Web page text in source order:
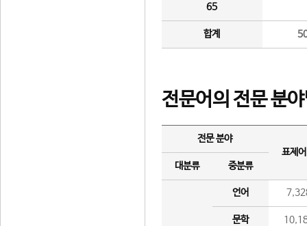
65
합계
전문어의 전문 분
전문 분야
표제
대분류
중분류
언어
문학